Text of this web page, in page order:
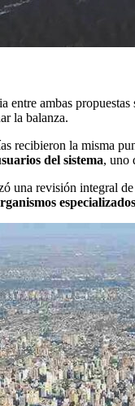
entre ambas
la balanza.
recibieron la misma
del sistema, uno
una revisión integral
especializados